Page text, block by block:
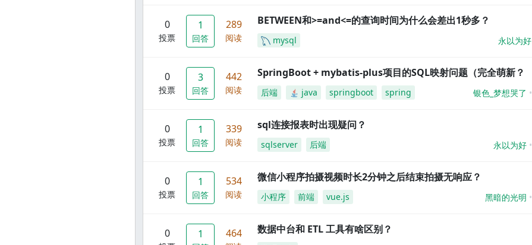
0
投票
1
回答
289
阅读
BETWEEN和>=and<=的查询时间为什么会差出1秒多？
mysql 永以为好
0
投票
3
回答
442
阅读
SpringBoot + mybatis-plus项目的SQL映射问题（完全萌新？
后端 java springboot spring 银色_梦想哭了
0
投票
1
回答
339
阅读
sql连接报表时出现疑问？
sqlserver 后端 永以为好
0
投票
1
回答
534
阅读
微信小程序拍摄视频时长2分钟之后结束拍摄无响应？
小程序 前端 vue.js 黑暗的光明
0 1 464 数据中台和 ETL 工具有啥区别？